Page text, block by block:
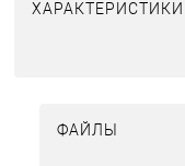
ХАРАКТЕРИСТИКИ
ФАЙЛЫ